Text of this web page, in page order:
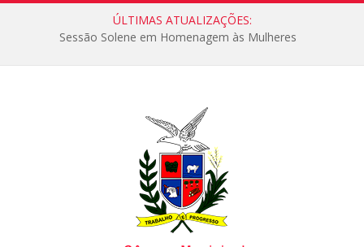
ÚLTIMAS ATUALIZAÇÕES:
Sessão Solene em Homenagem às Mulheres